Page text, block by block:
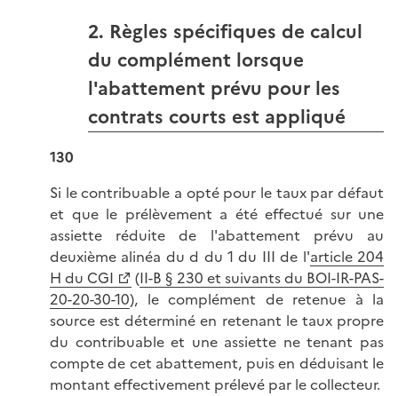
2. Règles spécifiques de calcul
du complément lorsque
l'abattement prévu pour les
contrats courts est appliqué
130
Si le contribuable a opté pour le taux par défaut
et que le prélèvement a été effectué sur une
assiette réduite de l'abattement prévu au
deuxième alinéa du d du 1 du III de l'article 204
H du CGI
(II-B § 230 et suivants du BOI-IR-PAS-
20-20-30-10), le complément de retenue à la
source est déterminé en retenant le taux propre
du contribuable et une assiette ne tenant pas
compte de cet abattement, puis en déduisant le
montant effectivement prélevé par le collecteur.